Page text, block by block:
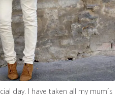
day. I have taken all my mum´s